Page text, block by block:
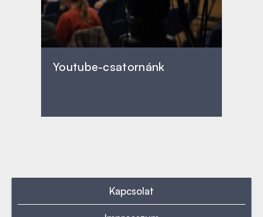
Youtube-csatornánk
Kapcsolat